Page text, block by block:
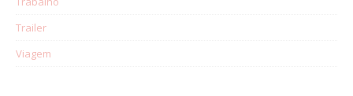
Trailer
Viagem